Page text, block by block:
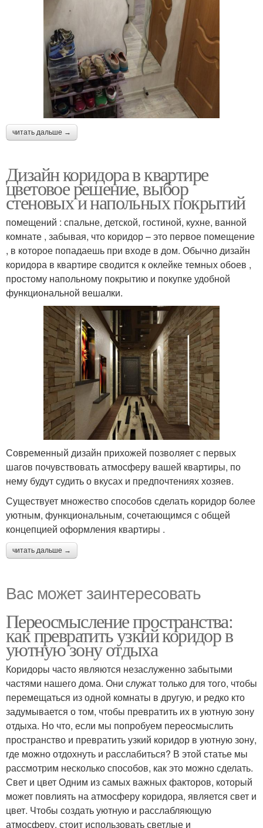
читать дальше →
Дизайн коридора в квартире
цветовое решение, выбор
стеновых и напольных покрытий
помещений : спальне, детской, гостиной, кухне, ванной
комнате , забывая, что коридор – это первое помещение
, в которое попадаешь при входе в дом. Обычно дизайн
коридора в квартире сводится к оклейке темных обоев ,
простому напольному покрытию и покупке удобной
функциональной вешалки.
Современный дизайн прихожей позволяет с первых
шагов почувствовать атмосферу вашей квартиры, по
нему будут судить о вкусах и предпочтениях хозяев.
Существует множество способов сделать коридор более
уютным, функциональным, сочетающимся с общей
концепцией оформления квартиры .
читать дальше →
Вас может заинтересовать
Переосмысление пространства:
как превратить узкий коридор в
уютную зону отдыха
Коридоры часто являются незаслуженно забытыми
частями нашего дома. Они служат только для того, чтобы
перемещаться из одной комнаты в другую, и редко кто
задумывается о том, чтобы превратить их в уютную зону
отдыха. Но что, если мы попробуем переосмыслить
пространство и превратить узкий коридор в уютную зону,
где можно отдохнуть и расслабиться? В этой статье мы
рассмотрим несколько способов, как это можно сделать.
Свет и цвет Одним из самых важных факторов, который
может повлиять на атмосферу коридора, является свет и
цвет. Чтобы создать уютную и расслабляющую
атмосферу, стоит использовать светлые и